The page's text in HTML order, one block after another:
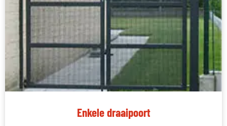
Enkele draaipoort